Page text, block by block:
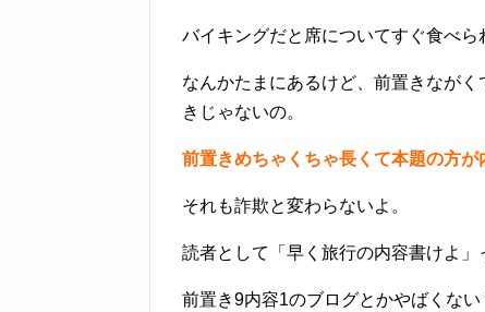
バイキングだと席についてすぐ食べら
なんかたまにあるけど、前置きなが
きじゃないの。
前置きめちゃくちゃ長くて本題の方が
それも詐欺と変わらないよ。
読者として「早く旅行の内容書けよ」
前置き9内容1のブログとかやばくない